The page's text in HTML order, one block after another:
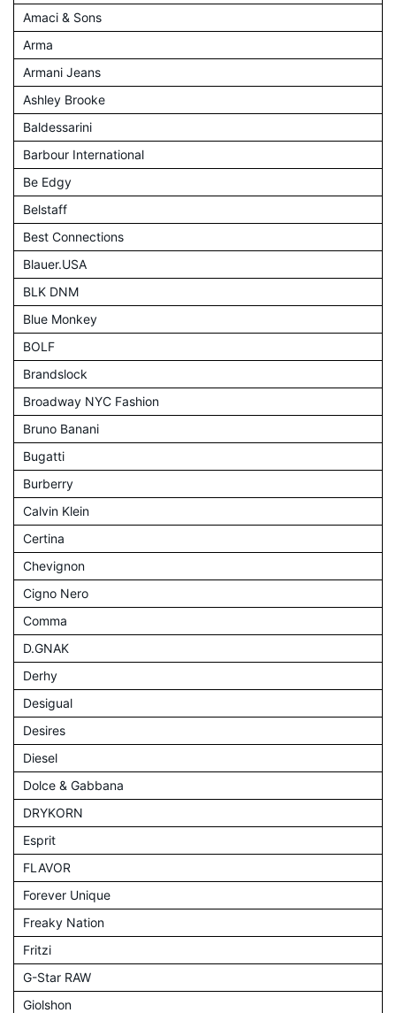
Amaci & Sons
Arma
Armani Jeans
Ashley Brooke
Baldessarini
Barbour International
Be Edgy
Belstaff
Best Connections
Blauer.USA
BLK DNM
Blue Monkey
BOLF
Brandslock
Broadway NYC Fashion
Bruno Banani
Bugatti
Burberry
Calvin Klein
Certina
Chevignon
Cigno Nero
Comma
D.GNAK
Derhy
Desigual
Desires
Diesel
Dolce & Gabbana
DRYKORN
Esprit
FLAVOR
Forever Unique
Freaky Nation
Fritzi
G-Star RAW
Giolshon